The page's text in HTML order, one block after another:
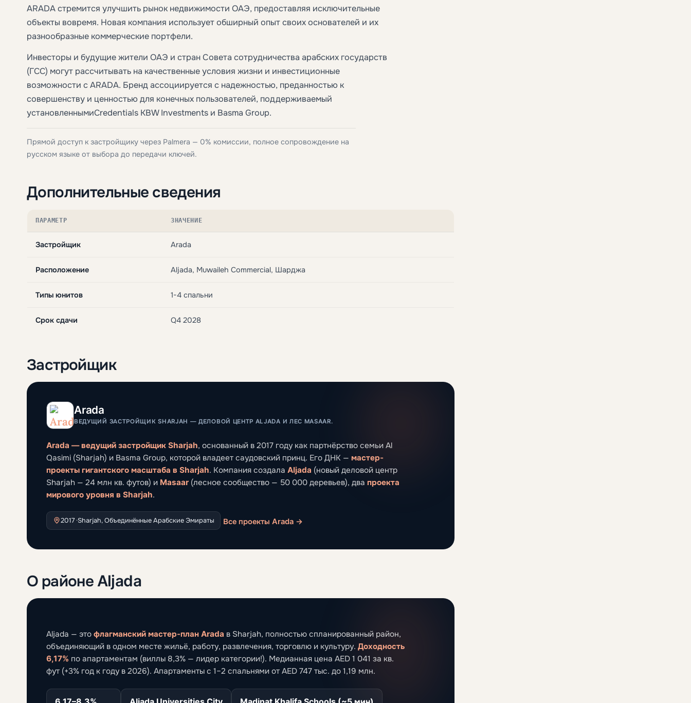
ARADA стремится улучшить рынок недвижимости ОАЭ, предоставляя исключительные
объекты вовремя. Новая компания использует обширный опыт своих основателей и их
разнообразные коммерческие портфели.
Инвесторы и будущие жители ОАЭ и стран Совета сотрудничества арабских государств
(ГCC) могут рассчитывать на качественные условия жизни и инвестиционные
возможности с ARADA. Бренд ассоциируется с надежностью, преданностью к
совершенству и ценностью для конечных пользователей, поддерживаемый
установленнымиCredentials KBW Investments и Basma Group.
Прямой доступ к застройщику через Palmera — 0% комиссии, полное сопровождение на
русском языке от выбора до передачи ключей.
Дополнительные сведения
ПАРАМЕТР ЗНАЧЕНИЕ
Застройщик Arada
Расположение Aljada, Muwaileh Commercial, Шарджа
Типы юнитов 1-4 спальни
Срок сдачи Q4 2028
Застройщик
Arada
ВЕДУЩИЙ ЗАСТРОЙЩИК SHARJAH — ДЕЛОВОЙ ЦЕНТР ALJADA И ЛЕС MASAAR.
Arada — ведущий застройщик Sharjah, основанный в 2017 году как партнёрство семьи Al
Qasimi (Sharjah) и Basma Group, которой владеет саудовский принц. Его ДНК — мастер-
проекты гигантского масштаба в Sharjah. Компания создала Aljada (новый деловой центр
Sharjah — 24 млн кв. футов) и Masaar (лесное сообщество — 50 000 деревьев), два проекта
мирового уровня в Sharjah.
2017 ·Sharjah, Объединённые Арабские Эмираты Все проекты Arada →
О районе Aljada
Aljada — это флагманский мастер-план Arada в Sharjah, полностью спланированный район,
объединяющий в одном месте жильё, работу, развлечения, торговлю и культуру. Доходность
6,17% по апартаментам (виллы 8,3% — лидер категории!). Медианная цена AED 1 041 за кв.
фут (+3% год к году в 2026). Апартаменты с 1–2 спальнями от AED 747 тыс. до 1,19 млн.